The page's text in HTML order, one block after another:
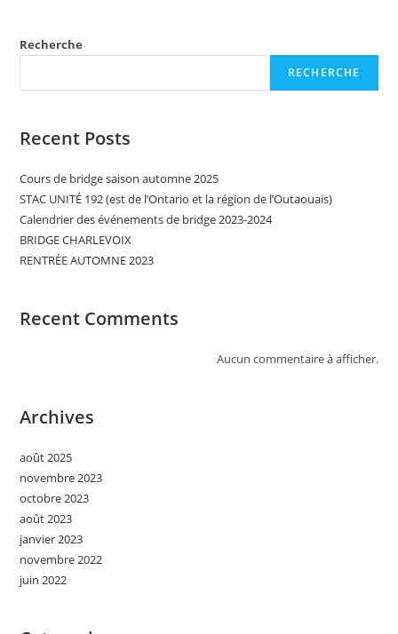
Recherche
RECHERCHE
Recent Posts
Cours de bridge saison automne 2025
STAC UNITÉ 192 (est de l’Ontario et la région de l’Outaouais)
Calendrier des événements de bridge 2023-2024
BRIDGE CHARLEVOIX
RENTRÉE AUTOMNE 2023
Recent Comments
Aucun commentaire à afficher.
Archives
août 2025
novembre 2023
octobre 2023
août 2023
janvier 2023
novembre 2022
juin 2022